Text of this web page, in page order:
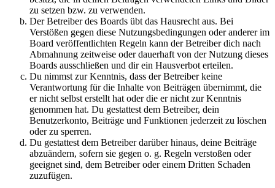
zu setzen bzw. zu verwenden.
Der Betreiber des Boards übt das Hausrecht aus. Bei
Verstößen gegen diese Nutzungsbedingungen oder anderer im
Board veröffentlichten Regeln kann der Betreiber dich nach
Abmahnung zeitweise oder dauerhaft von der Nutzung dieses
Boards ausschließen und dir ein Hausverbot erteilen.
Du nimmst zur Kenntnis, dass der Betreiber keine
Verantwortung für die Inhalte von Beiträgen übernimmt, die
er nicht selbst erstellt hat oder die er nicht zur Kenntnis
genommen hat. Du gestattest dem Betreiber, dein
Benutzerkonto, Beiträge und Funktionen jederzeit zu löschen
oder zu sperren.
Du gestattest dem Betreiber darüber hinaus, deine Beiträge
abzuändern, sofern sie gegen o. g. Regeln verstoßen oder
geeignet sind, dem Betreiber oder einem Dritten Schaden
zuzufügen.